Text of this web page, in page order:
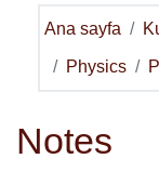
Ana sayfa
Physics
Notes